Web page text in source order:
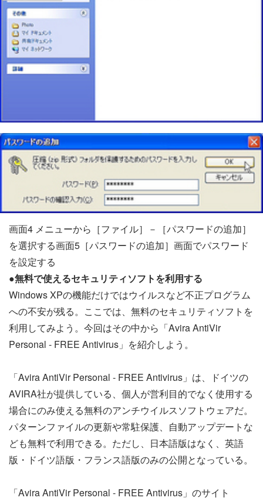
画面4 メニューから［ファイル］－［パスワードの追加］
を選択する画面5［パスワードの追加］画面でパスワード
を設定する
●無料で使えるセキュリティソフトを利用する
Windows XPの機能だけではウイルスなど不正プログラム
への不安が残る。ここでは、無料のセキュリティソフトを
利用してみよう。今回はその中から「Avira AntiVir
Personal - FREE Antivirus」を紹介しよう。
「Avira AntiVir Personal - FREE Antivirus」は、ドイツの
AVIRA社が提供している、個人が営利目的でなく使用する
場合にのみ使える無料のアンチウイルスソフトウェアだ。
パターンファイルの更新や常駐保護、自動アップデートな
ども無料で利用できる。ただし、日本語版はなく、英語
版・ドイツ語版・フランス語版のみの公開となっている。
「Avira AntiVir Personal - FREE Antivirus」のサイト